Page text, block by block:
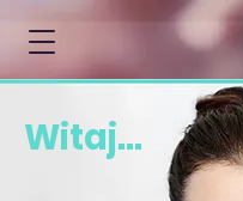
Witaj...